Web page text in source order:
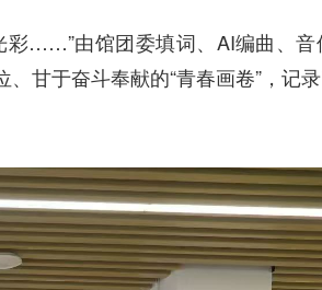
彩……”由馆团委填词、AI编曲、音
甘于奋斗奉献的“青春画卷”，记